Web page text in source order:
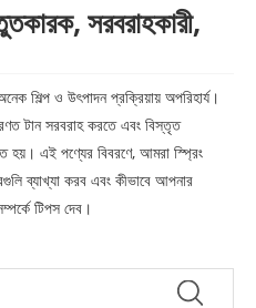
সরবরাহকারী,
শিল্প ও উৎপাদন প্রক্রিয়ায় অপরিহার্য।
টান সরবরাহ করতে এবং বিস্তৃত
হয়। এই পণ্যের বিবরণে, আমরা স্প্রিং
ব্যাখ্যা করব এবং কীভাবে আপনার
টিপস দেব।